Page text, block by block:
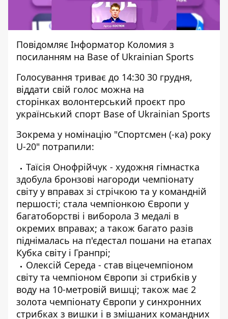
Повідомляє Інформатор Коломия з
посиланням на Base of Ukrainian Sports
Голосування триває до 14:30 30 грудня,
віддати свій голос можна на
сторінках волонтерський проєкт про
український спорт Base of Ukrainian Sports
Зокрема у номінацію "Спортсмен (-ка) року
U-20" потрапили:
Таїсія Онофрійчук - художня гімнастка
здобула бронзові нагороди чемпіонату
світу у вправах зі стрічкою та у командній
першості; стала чемпіонкою Європи у
багатоборстві і виборола 3 медалі в
окремих вправах; а також багато разів
піднімалась на п'єдестал пошани на етапах
Кубка світу і Гранпрі;
Олексій Середа - став віцечемпіоном
світу та чемпіоном Європи зі стрибків у
воду на 10-метровій вишці; також має 2
золота чемпіонату Європи у синхронних
стрибках з вишки і в змішаних командних